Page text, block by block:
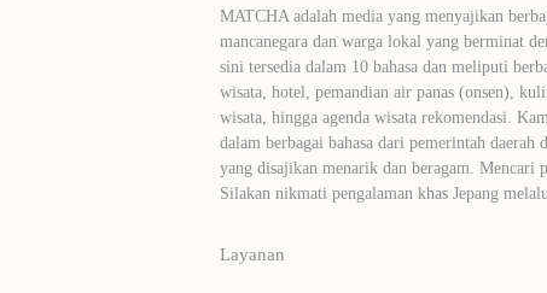
MATCHA adalah media yang menyajikan
mancanegara dan warga lokal yang berminat
sini tersedia dalam 10 bahasa dan meliputi
wisata, hotel, pemandian air panas (onsen),
wisata, hingga agenda wisata rekomendasi.
dalam berbagai bahasa dari pemerintah daerah
yang disajikan menarik dan beragam. Mencari
Silakan nikmati pengalaman khas Jepang
Layanan